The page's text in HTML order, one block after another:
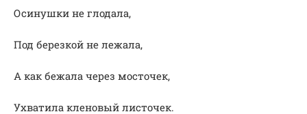
Осинушки не глодала,
Под березкой не лежала,
А как бежала через мосточек,
Ухватила кленовый листочек.